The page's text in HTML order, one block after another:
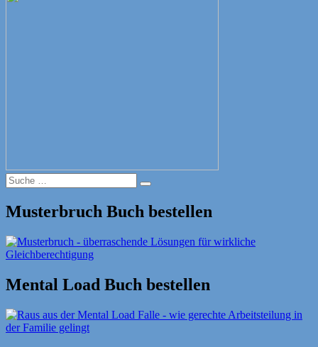
Suche
nach:
Suche
Musterbruch Buch bestellen
Mental Load Buch bestellen